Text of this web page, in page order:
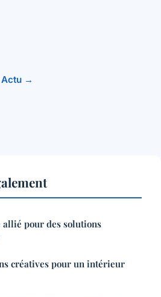
Actu →
pour des solutions
créatives pour un intérieur